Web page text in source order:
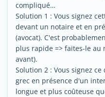
compliqué…
Solution 1 : Vous signez
devant un notaire et en
(avocat). C'est
plus rapide => faites-le au
avant).
Solution 2 : Vous signez
grec en présence d'un
longue et plus coûteuse